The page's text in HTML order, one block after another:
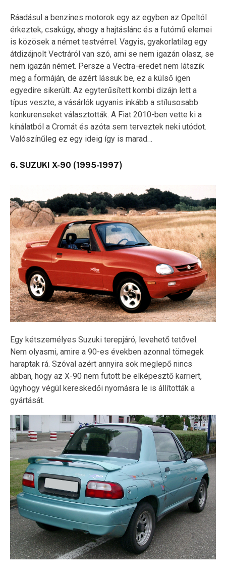
Ráadásul a benzines motorok egy az egyben az Opeltól
érkeztek, csakúgy, ahogy a hajtáslánc és a futómű elemei
is közösek a német testvérrel. Vagyis, gyakorlatilag egy
átdizájnolt Vectráról van szó, ami se nem igazán olasz, se
nem igazán német. Persze a Vectra-eredet nem látszik
meg a formáján, de azért lássuk be, ez a külső igen
egyedire sikerült. Az egyterűsített kombi dizájn lett a
típus veszte, a vásárlók ugyanis inkább a stílusosabb
konkurenseket választották. A Fiat 2010-ben vette ki a
kínálatból a Cromát és azóta sem terveztek neki utódot.
Valószínűleg ez egy ideig így is marad…
6. SUZUKI X-90 (1995-1997)
Egy kétszemélyes Suzuki terepjáró, levehető tetővel.
Nem olyasmi, amire a 90-es években azonnal tömegek
haraptak rá. Szóval azért annyira sok meglepő nincs
abban, hogy az X-90 nem futott be elképesztő karriert,
úgyhogy végül kereskedői nyomásra le is állították a
gyártását.